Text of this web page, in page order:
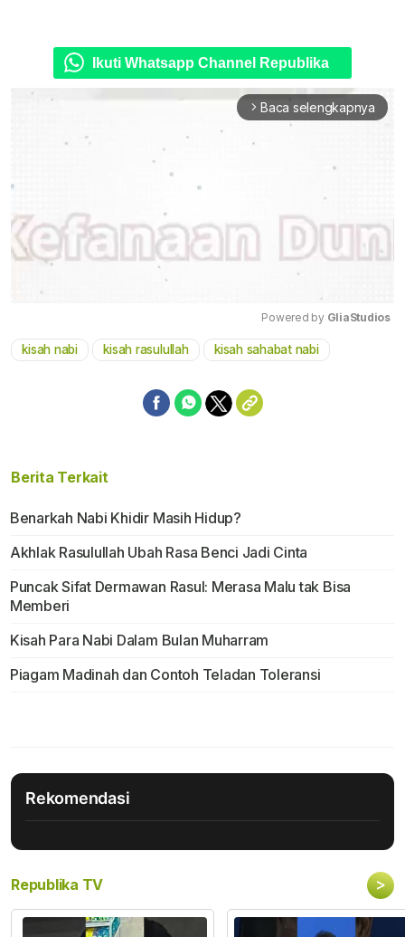
Ikuti Whatsapp Channel Republika
arrow_forward_ios Baca selengkapnya
Mute
Powered by GliaStudios
kisah nabi kisah rasulullah kisah sahabat nabi
Berita Terkait
Benarkah Nabi Khidir Masih Hidup?
Akhlak Rasulullah Ubah Rasa Benci Jadi Cinta
Puncak Sifat Dermawan Rasul: Merasa Malu tak Bisa
Memberi
Kisah Para Nabi Dalam Bulan Muharram
Piagam Madinah dan Contoh Teladan Toleransi
Rekomendasi
Republika TV >